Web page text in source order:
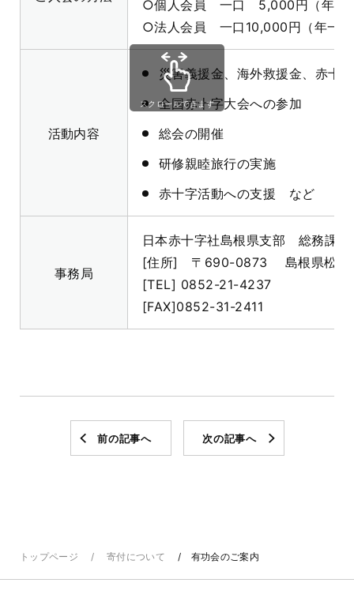
○個人会員 一口 5,000円（年
○法人会員 一口10,000円（年一口
活動内容
災害義援金、海外救援金、赤十
全国赤十字大会への参加
総会の開催
研修親睦旅行の実施
赤十字活動への支援 など
事務局
日本赤十字社島根県支部 総務課
[住所] 〒690-0873 島根県松江
[TEL] 0852-21-4237
[FAX]0852-31-2411
スクロールできます
前の記事へ 次の記事へ
トップページ 寄付について 有功会のご案内